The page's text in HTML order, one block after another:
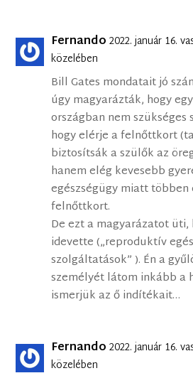
Fernando 2022. január 16.
közelében
Bill Gates mondatait jó
úgy magyarázták, hogy
országban nem
hogy elérje a felnőttkort
biztosítsák a szülők az
hanem elég kevesebb
egészségügy miatt többen
felnőttkort.
De ezt a magyarázatot
idevette („reproduktív
szolgáltatások” ). Én a
személyét látom inkább a
ismerjük az ő indítékait…
Fernando 2022. január 16.
közelében